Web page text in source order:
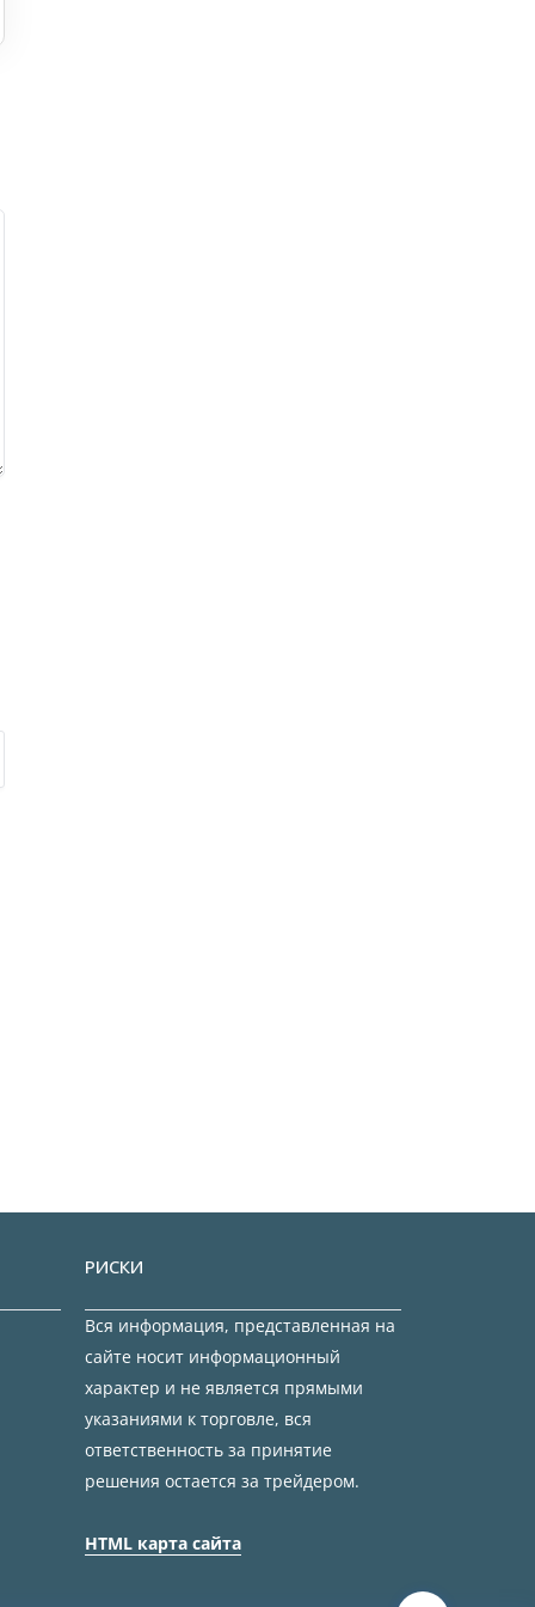
РИСКИ
Вся информация, представленная на
сайте носит информационный
характер и не является прямыми
указаниями к торговле, вся
ответственность за принятие
решения остается за трейдером.
HTML карта сайта